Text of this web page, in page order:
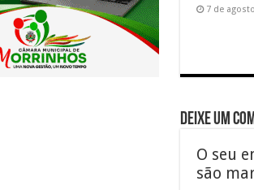
7 de
Deixe um
O seu
são